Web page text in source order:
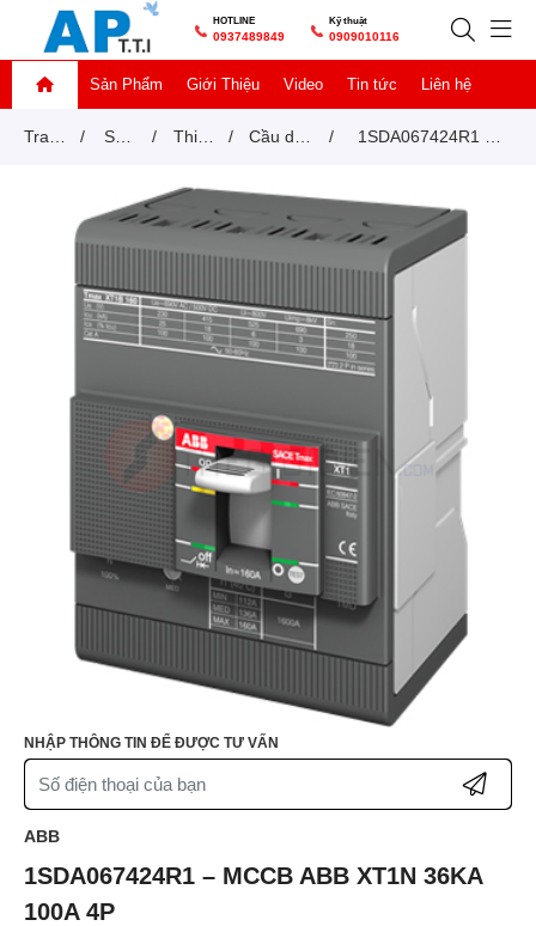
HOTLINE
0937489849
Kỹ thuật
0909010116
Sản Phẩm Giới Thiệu Video Tin tức Liên hệ
Trang / Sản / Thiết
đóng
/ Cầu dao
MCCB
/ 1SDA067424R1 –
36KA 100A 4P
NHẬP THÔNG TIN ĐỂ ĐƯỢC TƯ VẤN
ABB
1SDA067424R1 – MCCB ABB XT1N 36KA
100A 4P